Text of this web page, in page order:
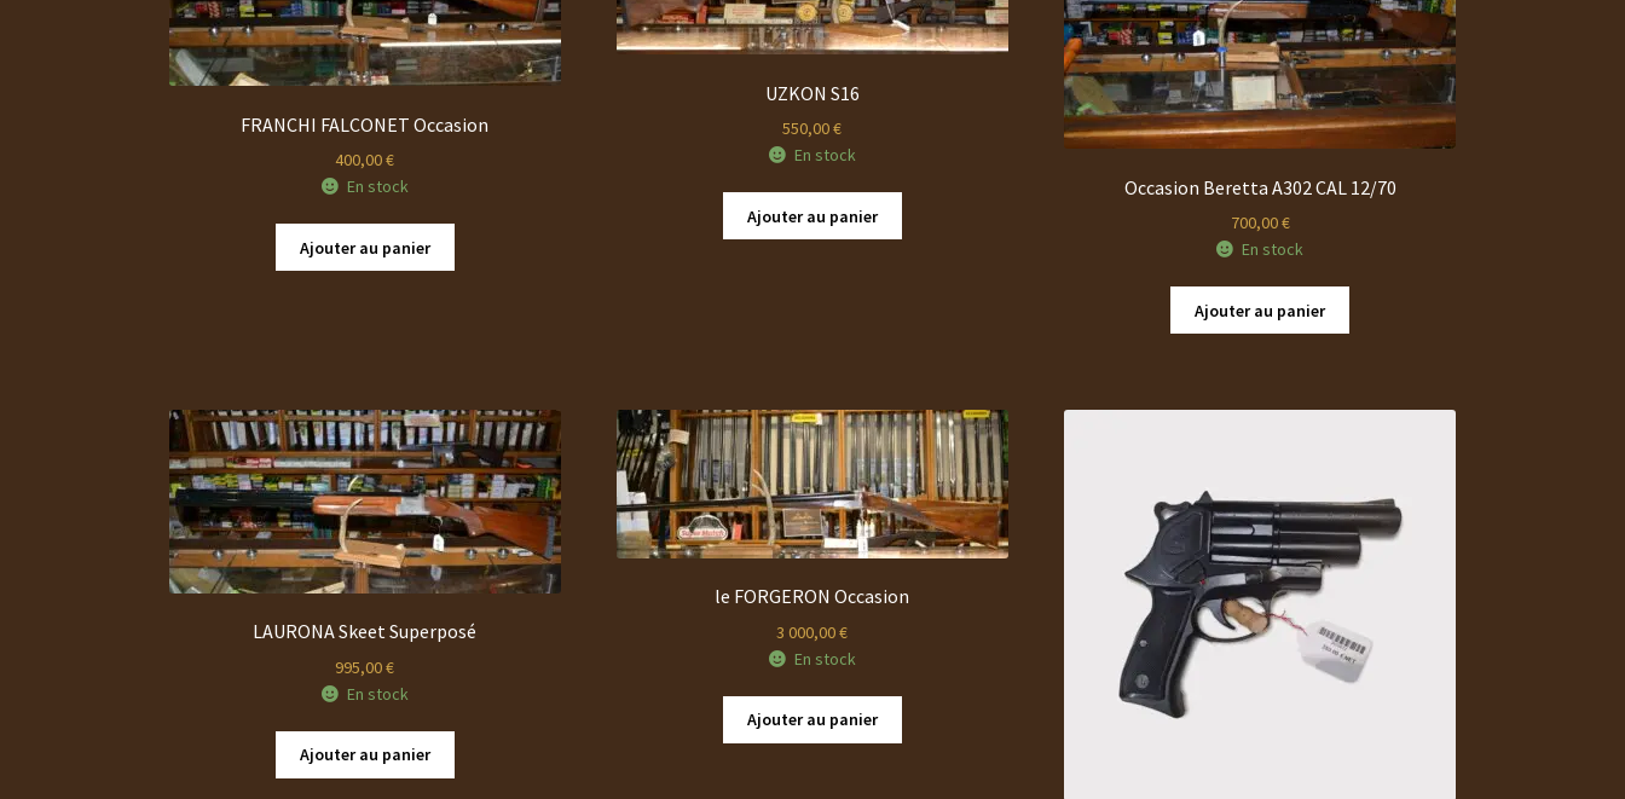
FRANCHI FALCONET Occasion
400,00€
En stock
Ajouter au panier
UZKON S16
550,00€
En stock
Ajouter au panier
Occasion Beretta A302 CAL 12/70
700,00€
En stock
Ajouter au panier
LAURONA Skeet Superposé
995,00€
En stock
Ajouter au panier
le FORGERON Occasion
3 000,00€
En stock
Ajouter au panier